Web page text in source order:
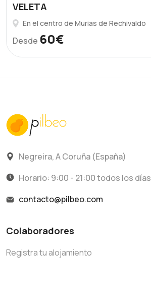
VELETA
En el centro de Murias de Rechivaldo
Desde 60€
Negreira, A Coruña (España)
Horario: 9:00 - 21:00 todos los días
contacto@pilbeo.com
Colaboradores
Registra tu alojamiento